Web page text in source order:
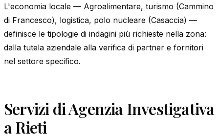
L'economia locale — Agroalimentare, turismo (Cammino
di Francesco), logistica, polo nucleare (Casaccia) —
definisce le tipologie di indagini più richieste nella zona:
dalla tutela aziendale alla verifica di partner e fornitori
nel settore specifico.
Servizi di Agenzia Investigativa
a Rieti